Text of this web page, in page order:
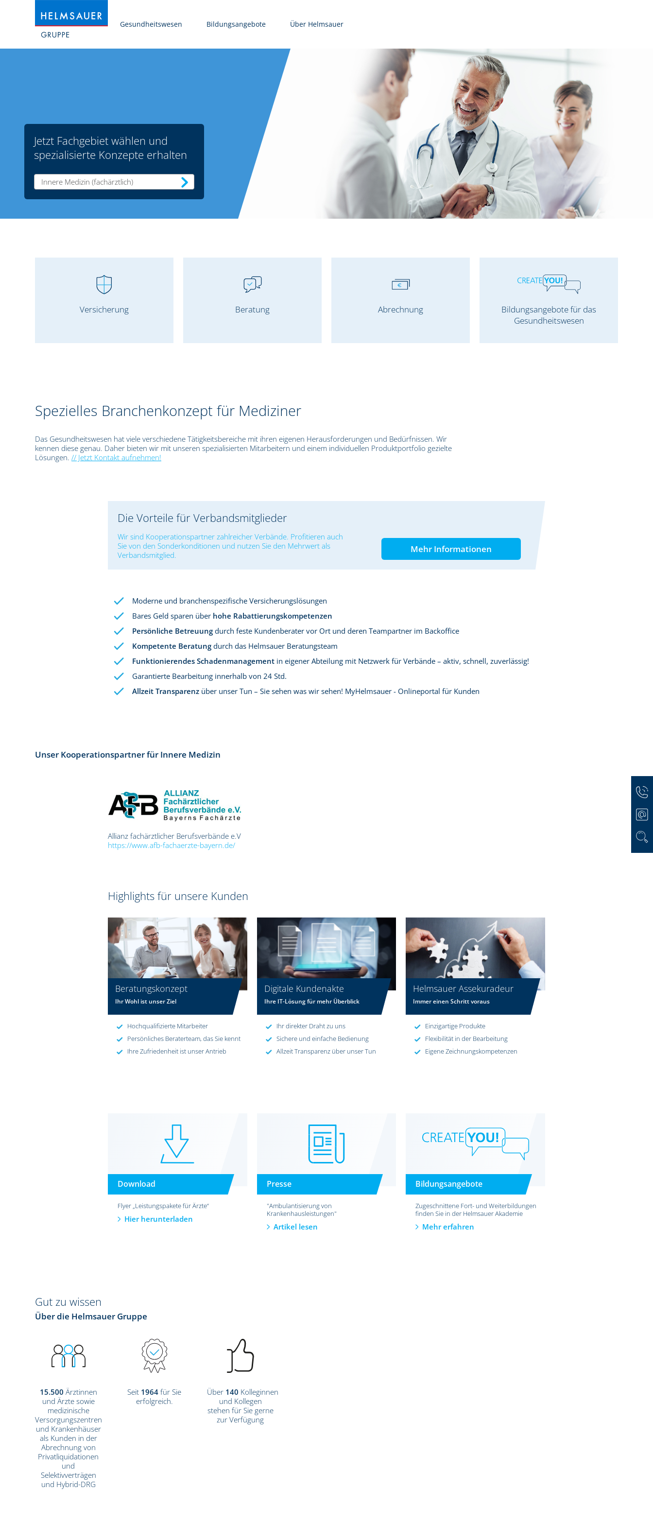
Gesundheitswesen Bildungsangebote Über Helmsauer
Jetzt Fachgebiet wählen und
spezialisierte Konzepte erhalten
Innere Medizin (fachärztlich)
Versicherung Beratung Abrechnung
Bildungsangebote für das
Gesundheitswesen
Spezielles Branchenkonzept für Mediziner
Das Gesundheitswesen hat viele verschiedene Tätigkeitsbereiche mit ihren eigenen Herausforderungen und Bedürfnissen. Wir
kennen diese genau. Daher bieten wir mit unseren spezialisierten Mitarbeitern und einem individuellen Produktportfolio gezielte
Lösungen. // Jetzt Kontakt aufnehmen!
Die Vorteile für Verbandsmitglieder
Wir sind Kooperationspartner zahlreicher Verbände. Profitieren auch
Sie von den Sonderkonditionen und nutzen Sie den Mehrwert als
Verbandsmitglied.
Mehr Informationen
Moderne und branchenspezifische Versicherungslösungen
Bares Geld sparen über hohe Rabattierungskompetenzen
Persönliche Betreuung durch feste Kundenberater vor Ort und deren Teampartner im Backoffice
Kompetente Beratung durch das Helmsauer Beratungsteam
Funktionierendes Schadenmanagement in eigener Abteilung mit Netzwerk für Verbände – aktiv, schnell, zuverlässig!
Garantierte Bearbeitung innerhalb von 24 Std.
Allzeit Transparenz über unser Tun – Sie sehen was wir sehen! MyHelmsauer - Onlineportal für Kunden
Unser Kooperationspartner für Innere Medizin
Allianz fachärztlicher Berufsverbände e.V
https://www.afb-fachaerzte-bayern.de/
Highlights für unsere Kunden
Beratungskonzept
Ihr Wohl ist unser Ziel
Hochqualifizierte Mitarbeiter
Persönliches Beraterteam, das Sie kennt
Ihre Zufriedenheit ist unser Antrieb
Digitale Kundenakte
Ihre IT-Lösung für mehr Überblick
Ihr direkter Draht zu uns
Sichere und einfache Bedienung
Allzeit Transparenz über unser Tun
Helmsauer Assekuradeur
Immer einen Schritt voraus
Einzigartige Produkte
Flexibilität in der Bearbeitung
Eigene Zeichnungskompetenzen
Download
Flyer „Leistungspakete für Ärzte“
Hier herunterladen
Presse
"Ambulantisierung von
Krankenhausleistungen"
Artikel lesen
Bildungsangebote
Zugeschnittene Fort- und Weiterbildungen
finden Sie in der Helmsauer Akademie
Mehr erfahren
Gut zu wissen
Über die Helmsauer Gruppe
15.500 Ärztinnen
und Ärzte sowie
medizinische
Versorgungszentren
und Krankenhäuser
als Kunden in der
Abrechnung von
Privatliquidationen
und
Selektivverträgen
und Hybrid-DRG
Seit 1964 für Sie
erfolgreich.
Über 140 Kolleginnen
und Kollegen
stehen für Sie gerne
zur Verfügung